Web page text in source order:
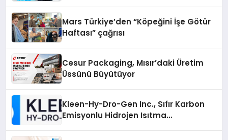
Mars Türkiye’den “Köpeğini İşe Götür
Haftası” çağrısı
Cesur Packaging, Mısır’daki Üretim
Üssünü Büyütüyor
Kleen-Hy-Dro-Gen Inc., Sıfır Karbon
Emisyonlu Hidrojen Isıtma